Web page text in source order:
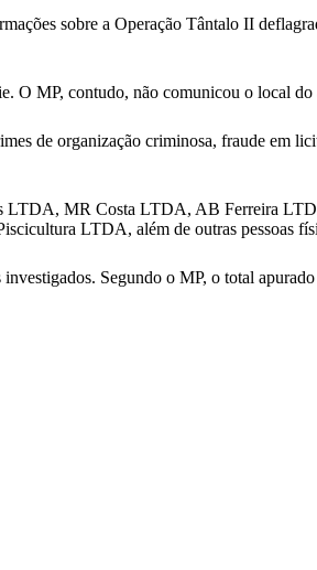
sobre a Operação Tântalo II
O MP, contudo, não comunicou o local do
de organização criminosa, fraude em
LTDA, MR Costa LTDA, AB Ferreira
LTDA, além de outras pessoas
Segundo o MP, o total